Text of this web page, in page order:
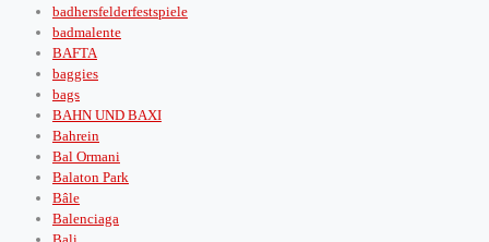
badhersfelderfestspiele
badmalente
BAFTA
baggies
bags
BAHN UND BAXI
Bahrein
Bal Ormani
Balaton Park
Bâle
Balenciaga